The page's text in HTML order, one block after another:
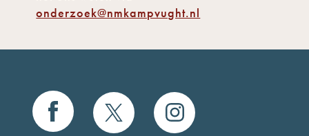
onderzoek@nmkampvught.nl